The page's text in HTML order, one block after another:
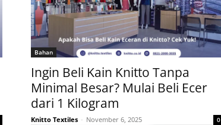
Bahan
Ingin Beli Kain Knitto Tanpa
Minimal Besar? Mulai Beli Ecer
dari 1 Kilogram
Knitto Textiles - November 6, 2025 0